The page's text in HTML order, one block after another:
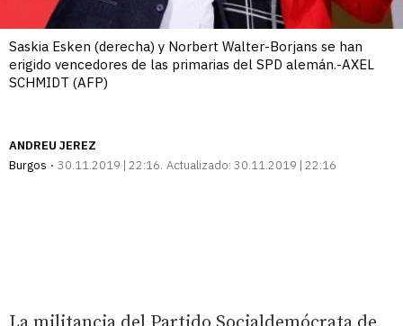
Saskia Esken (derecha) y Norbert Walter-Borjans se han
erigido vencedores de las primarias del SPD alemán.-AXEL
SCHMIDT (AFP)
ANDREU JEREZ
Burgos
30.11.2019 | 22:16 Actualizado: 30.11.2019 | 22:16